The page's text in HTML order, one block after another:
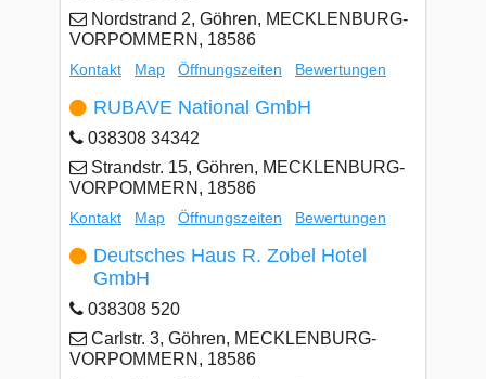
Nordstrand 2, Göhren, MECKLENBURG-
VORPOMMERN, 18586
Kontakt Map Öffnungszeiten Bewertungen
RUBAVE National GmbH
038308 34342
Strandstr. 15, Göhren, MECKLENBURG-
VORPOMMERN, 18586
Kontakt Map Öffnungszeiten Bewertungen
Deutsches Haus R. Zobel Hotel
GmbH
038308 520
Carlstr. 3, Göhren, MECKLENBURG-
VORPOMMERN, 18586